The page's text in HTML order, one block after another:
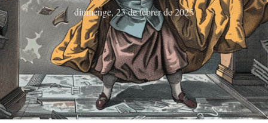
diumenge, 23 de febrer de 2025